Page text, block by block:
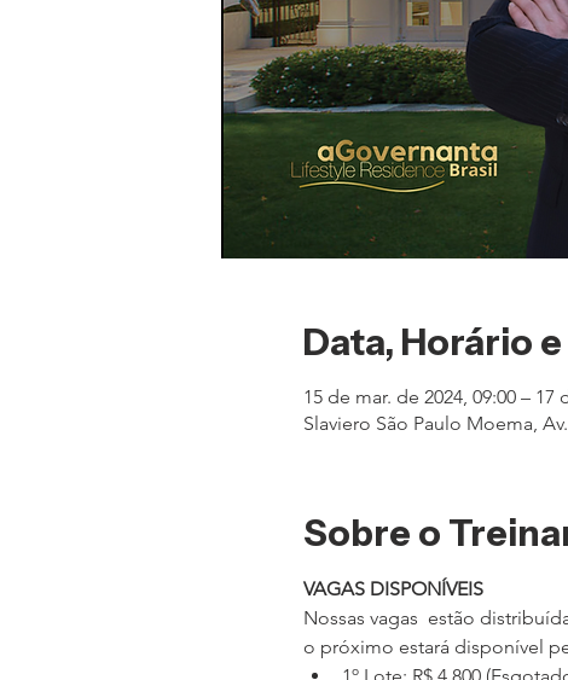
Data, Horário
15 de mar. de 2024, 09:00 – 17
Slaviero São Paulo Moema,
Sobre o
VAGAS DISPONÍVEIS
Nossas vagas  estão
o próximo estará disponível